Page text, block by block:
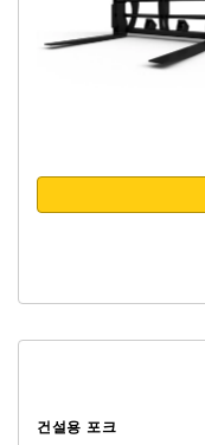
건설용 포크